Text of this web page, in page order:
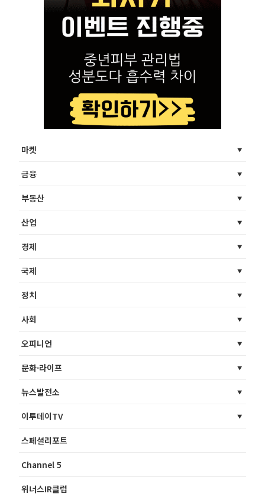
마켓
금융
부동산
산업
경제
국제
정치
사회
오피니언
문화·라이프
뉴스발전소
이투데이TV
스페셜리포트
Channel 5
위너스IR클럽